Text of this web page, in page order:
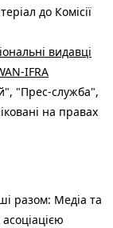
до Комісії
видавці
IFRA
"Прес-служба",
на правах
разом: Медіа та